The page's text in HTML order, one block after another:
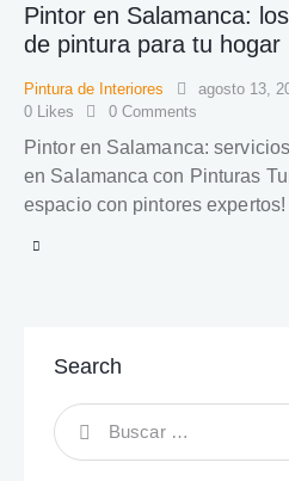
Pintor en Salamanca:
de pintura para tu hogar
Pintura de Interiores agosto 13,
0
Likes 0 Comments
Pintor en Salamanca:
en Salamanca con Pinturas
espacio con pintores expertos!
Search